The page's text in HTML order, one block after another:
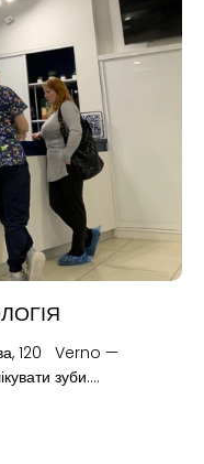
120 Verno —
зуби.